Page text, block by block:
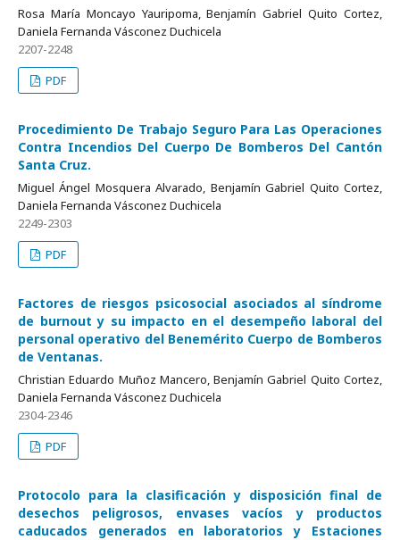
Rosa María Moncayo Yauripoma, Benjamín Gabriel Quito Cortez,
Daniela Fernanda Vásconez Duchicela
2207-2248
PDF
Procedimiento De Trabajo Seguro Para Las Operaciones
Contra Incendios Del Cuerpo De Bomberos Del Cantón
Santa Cruz.
Miguel Ángel Mosquera Alvarado, Benjamín Gabriel Quito Cortez,
Daniela Fernanda Vásconez Duchicela
2249-2303
PDF
Factores de riesgos psicosocial asociados al síndrome
de burnout y su impacto en el desempeño laboral del
personal operativo del Benemérito Cuerpo de Bomberos
de Ventanas.
Christian Eduardo Muñoz Mancero, Benjamín Gabriel Quito Cortez,
Daniela Fernanda Vásconez Duchicela
2304-2346
PDF
Protocolo para la clasificación y disposición final de
desechos peligrosos, envases vacíos y productos
caducados generados en laboratorios y Estaciones